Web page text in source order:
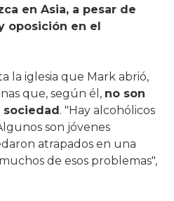
en Asia, a pesar de
oposición en el
la iglesia que Mark abrió,
que, según él, no son
sociedad. "Hay alcohólicos
son jóvenes
atrapados en una
de esos problemas",